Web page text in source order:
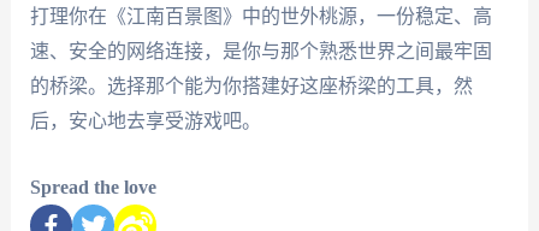
打理你在《江南百景图》中的世外桃源，一份稳定、高
速、安全的网络连接，是你与那个熟悉世界之间最牢固
的桥梁。选择那个能为你搭建好这座桥梁的工具，然
后，安心地去享受游戏吧。
Spread the love